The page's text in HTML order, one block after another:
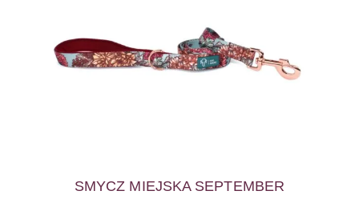
SMYCZ MIEJSKA SEPTEMBER